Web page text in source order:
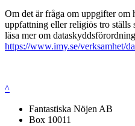
Om det är fråga om uppgifter om
uppfattning eller religiös tro ställs
läsa mer om
https://www.imy.se/verksamhet/
^
Fantastiska Nöjen AB
Box 10011